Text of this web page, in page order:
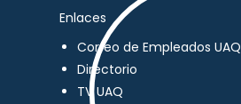
Enlaces
Correo de Empleados UAQ
Directorio
TV UAQ